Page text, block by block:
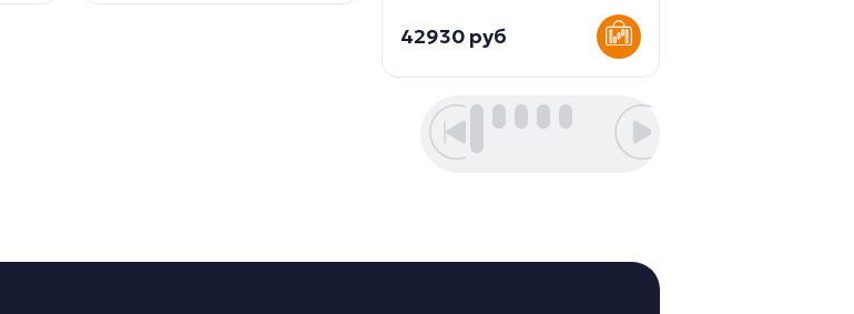
42930 руб